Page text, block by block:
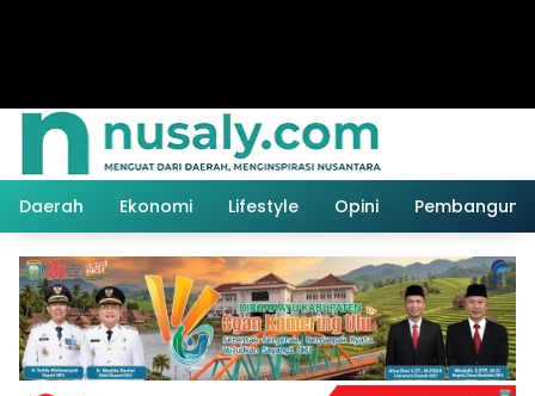
Daerah Ekonomi Lifestyle Opini